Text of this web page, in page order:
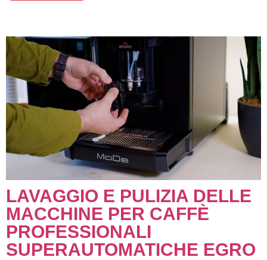
LAVAGGIO E PULIZIA DELLE
MACCHINE PER CAFFÈ
PROFESSIONALI
SUPERAUTOMATICHE EGRO